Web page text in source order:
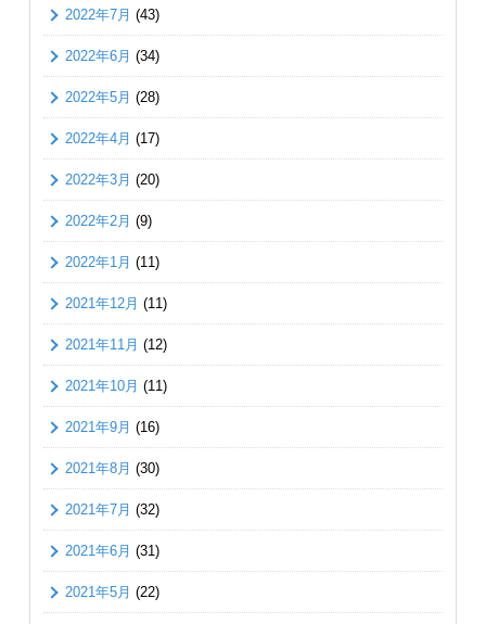
2022年7月 (43)
2022年6月 (34)
2022年5月 (28)
2022年4月 (17)
2022年3月 (20)
2022年2月 (9)
2022年1月 (11)
2021年12月 (11)
2021年11月 (12)
2021年10月 (11)
2021年9月 (16)
2021年8月 (30)
2021年7月 (32)
2021年6月 (31)
2021年5月 (22)